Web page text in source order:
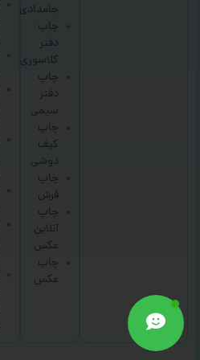
جامدادی
چاپ
دفتر
کلاسوری
چاپ
دفتر
سیمی
چاپ
کیف
دوشی
چاپ
فرش
چاپ
آنلاین
عکس
چاپ
عکس